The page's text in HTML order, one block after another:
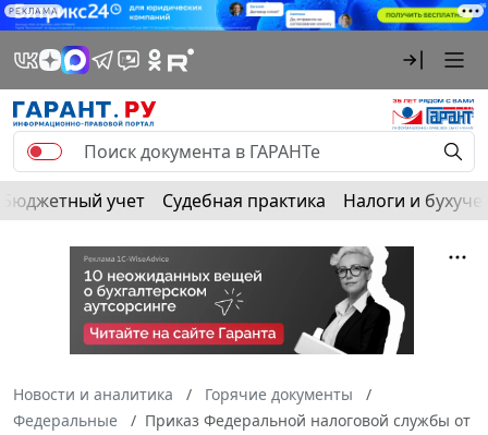
РЕКЛАМА
Бюджетный учет Судебная практика Налоги и
Новости и аналитика
Горячие документы
Федеральные
Приказ Федеральной налоговой службы от